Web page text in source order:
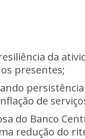
da
presentes;
de
do Banco
redução do